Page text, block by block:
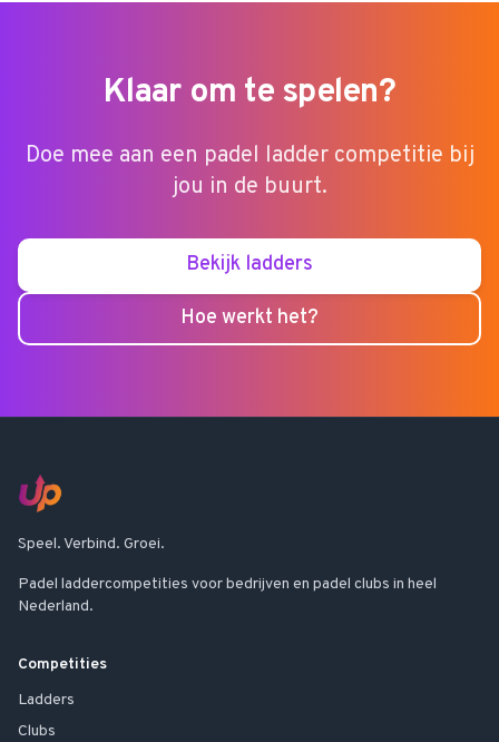
Klaar om te spelen?
Doe mee aan een padel ladder competitie bij
jou in de buurt.
Bekijk ladders
Hoe werkt het?
Speel. Verbind. Groei.
Padel laddercompetities voor bedrijven en padel clubs in heel
Nederland.
Competities
Ladders
Clubs